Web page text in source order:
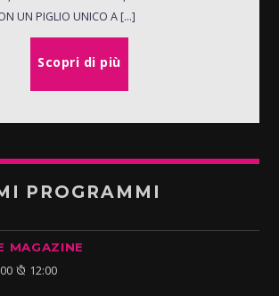
UN PIGLIO UNICO A [...]
Scopri di più
PROGRAMMI
MAGAZINE
12:00